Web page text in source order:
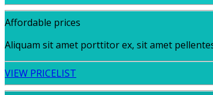
Affordable prices
Aliquam sit amet porttitor ex, sit amet
VIEW PRICELIST